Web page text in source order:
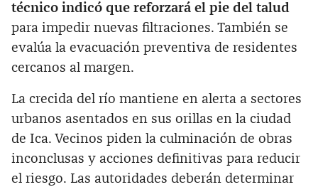
técnico indicó que reforzará el pie del talud
para impedir nuevas filtraciones. También se
evalúa la evacuación preventiva de residentes
cercanos al margen.
La crecida del río mantiene en alerta a sectores
urbanos asentados en sus orillas en la ciudad
de Ica. Vecinos piden la culminación de obras
inconclusas y acciones definitivas para reducir
el riesgo. Las autoridades deberán determinar